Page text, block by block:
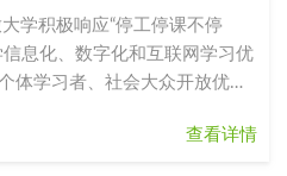
学积极响应“停工停课不停
息化、数字化和互联网学习优
体学习者、社会大众开放优质
查看详情